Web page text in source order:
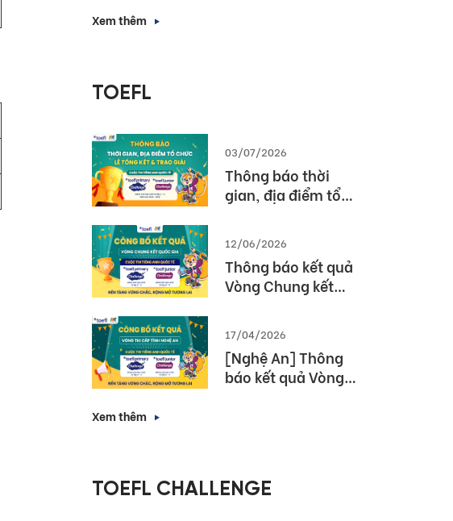
Xem thêm
TOEFL
03/07/2026
Thông báo thời
gian, địa điểm tổ
TOEFL Challenge
năm học 2025 –
2026
12/06/2026
Thông báo kết quả
Vòng Chung kết
năm học 2025 –
2026
17/04/2026
[Nghệ An] Thông
báo kết quả Vòng
Xem thêm
TOEFL CHALLENGE